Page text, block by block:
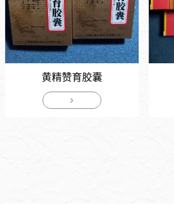
黄精赞育胶囊